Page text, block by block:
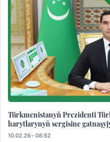
Türkmenistanyň Prezidenti
harytlarynyň sergisine
10.02.26 - 08:52